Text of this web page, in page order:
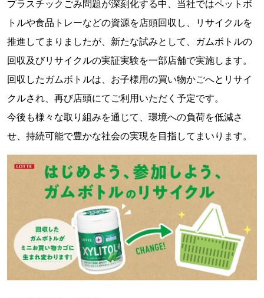
プラスチックごみ問題が深刻化する中、当社ではペットボ
トルや食品トレーなどの資源を店頭回収し、リサイクルを
推進してまりましたが、新たな試みとして、ガムボトルの
回収及びリサイクルの実証実験を一部店舗で実施します。
回収したガムボトルは、お子様用の買い物かごへとリサイ
クルされ、再び店頭にてご利用いただく予定です。
今後も様々な取り組みを通じて、環境への負荷を低減さ
せ、持続可能で豊かな社会の実現を目指してまいります。